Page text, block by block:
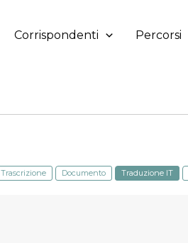
Corrispondenti Percorsi
Trascrizione Documento Traduzione IT